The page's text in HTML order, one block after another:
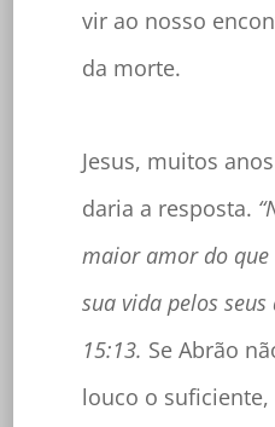
vir ao nosso
da morte.
Jesus, muitos
daria a resposta.
maior amor do que
sua vida pelos seus
15:13. Se Abrão
louco o